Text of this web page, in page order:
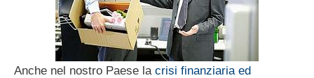
Anche nel nostro Paese la crisi finanziaria ed